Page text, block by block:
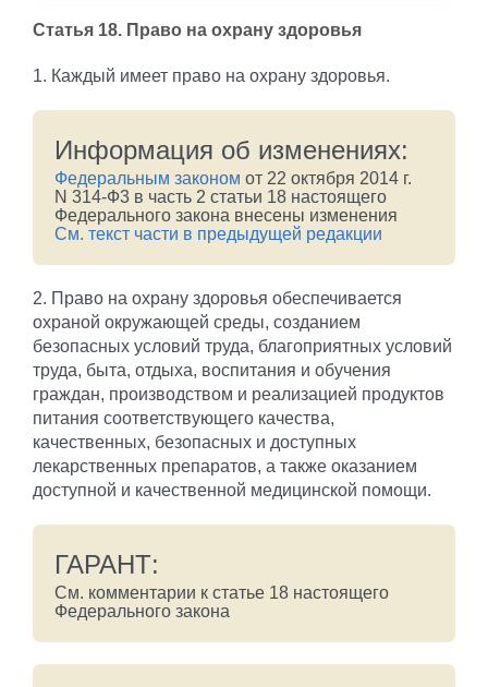
Статья 18. Право на охрану здоровья
1. Каждый имеет право на охрану здоровья.
Информация об изменениях:
Федеральным законом от 22 октября 2014 г.
N 314-Ф3 в часть 2 статьи 18 настоящего
Федерального закона внесены изменения
См. текст части в предыдущей редакции
2. Право на охрану здоровья обеспечивается
охраной окружающей среды, созданием
безопасных условий труда, благоприятных условий
труда, быта, отдыха, воспитания и обучения
граждан, производством и реализацией продуктов
питания соответствующего качества,
качественных, безопасных и доступных
лекарственных препаратов, а также оказанием
доступной и качественной медицинской помощи.
ГАРАНТ:
См. комментарии к статье 18 настоящего
Федерального закона